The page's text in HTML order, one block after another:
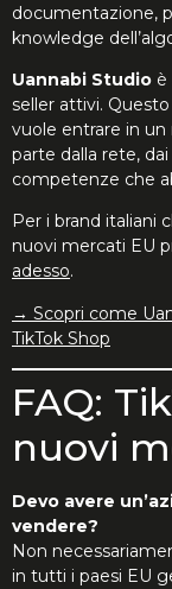
documentazione,
knowledge
Uannabi Studio è
seller attivi.
vuole entrare in
parte dalla rete,
competenze che
Per i brand italiani
nuovi mercati EU
adesso.
→ Scopri come
TikTok Shop
FAQ:
nuovi
Devo avere
vendere?
Non
in tutti i paesi EU